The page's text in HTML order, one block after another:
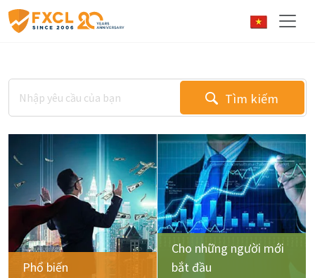
Tìm kiếm
Phổ biến
Cho những người mới
bắt đầu